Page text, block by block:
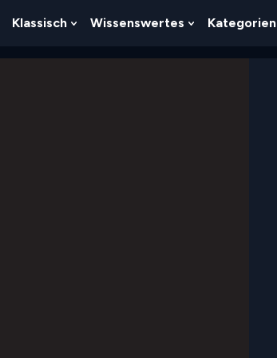
Show
Klassisch
Show
For
Wissenswertes
Show
For
Kategorien